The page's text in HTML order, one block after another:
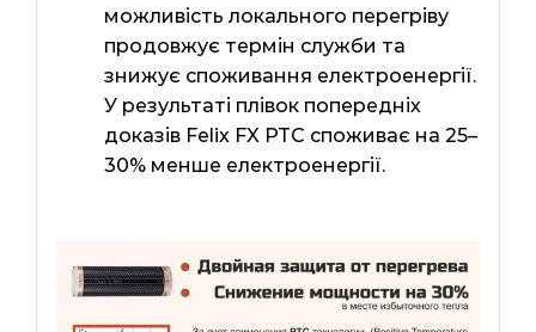
можливість локального перегріву
продовжує термін служби та
знижує споживання електроенергії.
У результаті плівок попередніх
доказів Felix FX PTC споживає на 25–
30% менше електроенергії.